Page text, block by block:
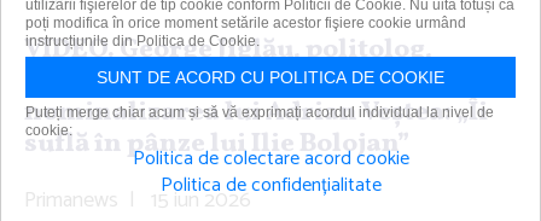
VIDEO. George Jiglău, politolog,
despre tensiunile din PNL după
nominalizarea lui Adrian Veştea: „Îi
suflă în pânze lui Ilie Bolojan”
Primanews | 15 iun 2026
utilizării fişierelor de tip cookie conform Politicii de Cookie. Nu uita totuși că
poți modifica în orice moment setările acestor fişiere cookie urmând
instrucțiunile din Politica de Cookie.
SUNT DE ACORD CU POLITICA DE COOKIE
Puteți merge chiar acum și să vă exprimați acordul individual la nivel de
cookie:
Politica de colectare acord cookie
Politica de confidențialitate